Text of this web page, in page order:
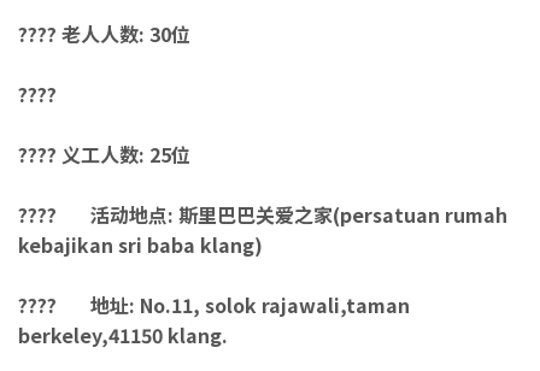
???? 老人人数: 30位
????
???? 义工人数: 25位
???? 活动地点: 斯里巴巴关爱之家(persatuan rumah
kebajikan sri baba klang)
???? 地址: No.11, solok rajawali,taman
berkeley,41150 klang.